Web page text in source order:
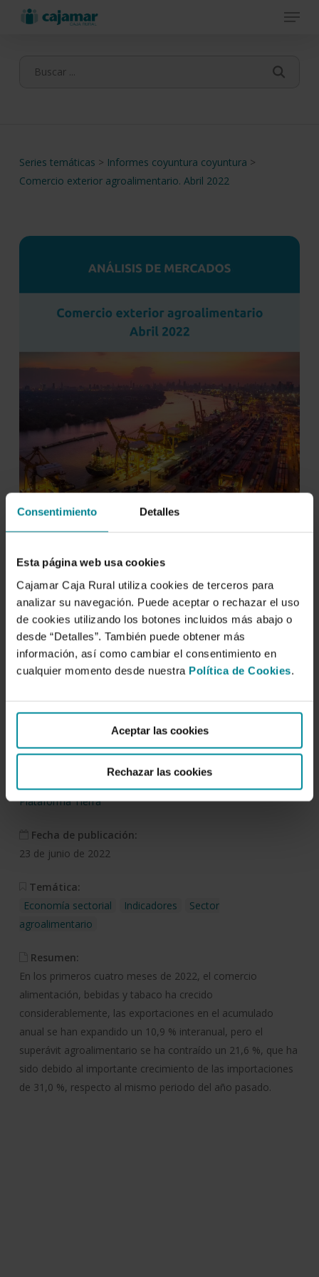
Consentimiento Detalles
Esta página web usa cookies
Cajamar Caja Rural utiliza cookies de terceros para
analizar su navegación. Puede aceptar o rechazar el uso
de cookies utilizando los botones incluidos más abajo o
desde “Detalles”. También puede obtener más
información, así como cambiar el consentimiento en
cualquier momento desde nuestra Política de Cookies.
Aceptar las cookies
Rechazar las cookies
Menu
Series temáticas > Informes coyuntura coyuntura >
Comercio exterior agroalimentario. Abril 2022
Descargar
Comercio exterior
agroalimentario. Abril 2022
Plataforma Tierra
Fecha de publicación:
23 de junio de 2022
Temática:
Economía sectorial
Indicadores
Sector
agroalimentario
Resumen:
En los primeros cuatro meses de 2022, el comercio
alimentación, bebidas y tabaco ha crecido
considerablemente, las exportaciones en el acumulado
anual se han expandido un 10,9 % interanual, pero el
superávit agroalimentario se ha contraído un 21,6 %, que ha
sido debido al importante crecimiento de las importaciones
de 31,0 %, respecto al mismo periodo del año pasado.